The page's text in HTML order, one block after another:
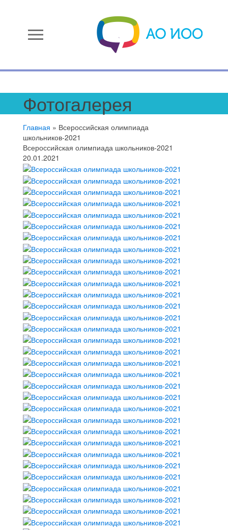
menu
Фотогалерея
Главная » Всероссийская олимпиада
школьников-2021
Всероссийская олимпиада школьников-2021
20.01.2021